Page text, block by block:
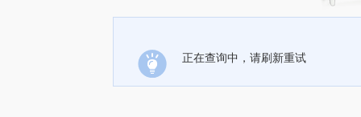
正在查询中，请刷新重试